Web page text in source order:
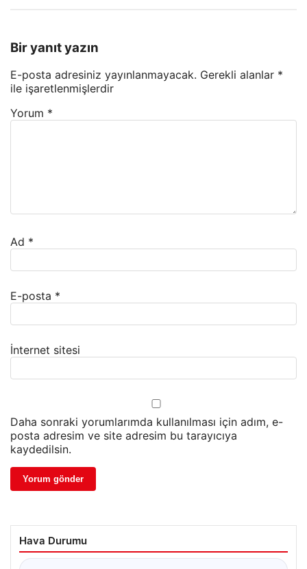
Bir yanıt yazın
E-posta adresiniz yayınlanmayacak. Gerekli alanlar *
ile işaretlenmişlerdir
Yorum *
Ad *
E-posta *
İnternet sitesi
Daha sonraki yorumlarımda kullanılması için adım, e-
posta adresim ve site adresim bu tarayıcıya
kaydedilsin.
Hava Durumu